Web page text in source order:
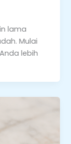
lama
Mulai
lebih